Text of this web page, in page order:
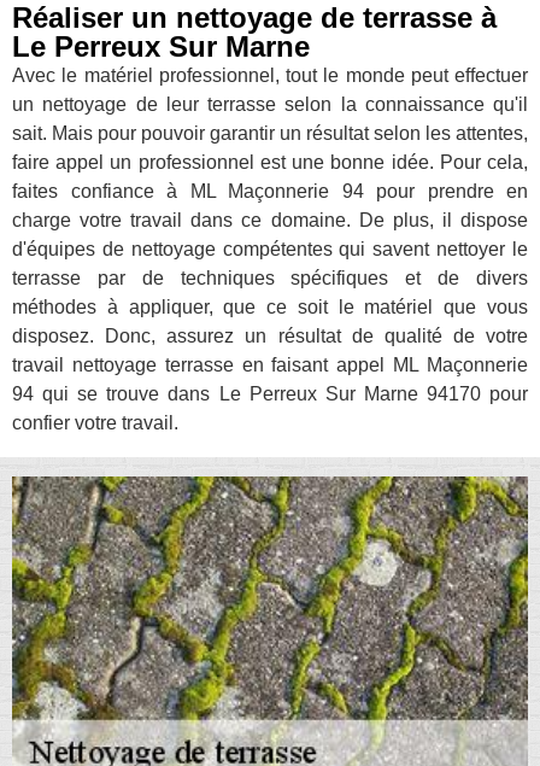
Réaliser un nettoyage de terrasse à
Le Perreux Sur Marne
Avec le matériel professionnel, tout le monde peut effectuer
un nettoyage de leur terrasse selon la connaissance qu'il
sait. Mais pour pouvoir garantir un résultat selon les attentes,
faire appel un professionnel est une bonne idée. Pour cela,
faites confiance à ML Maçonnerie 94 pour prendre en
charge votre travail dans ce domaine. De plus, il dispose
d'équipes de nettoyage compétentes qui savent nettoyer le
terrasse par de techniques spécifiques et de divers
méthodes à appliquer, que ce soit le matériel que vous
disposez. Donc, assurez un résultat de qualité de votre
travail nettoyage terrasse en faisant appel ML Maçonnerie
94 qui se trouve dans Le Perreux Sur Marne 94170 pour
confier votre travail.